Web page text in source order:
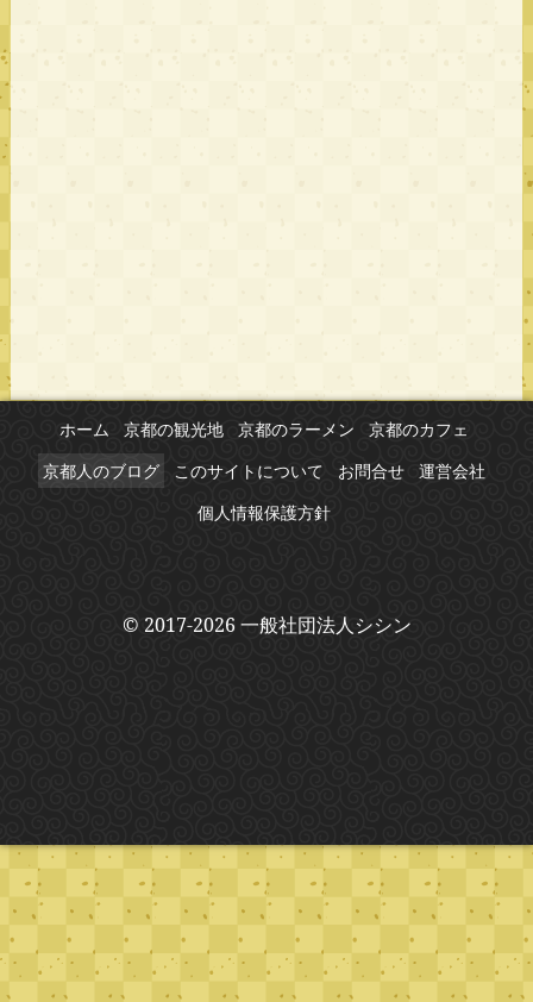
ホーム 京都の観光地 京都のラーメン
京都のカフェ
京都人のブログ
このサイトについて お問合せ
運営会社
個人情報保護方針
© 2017-2026 一般社団法人シシン